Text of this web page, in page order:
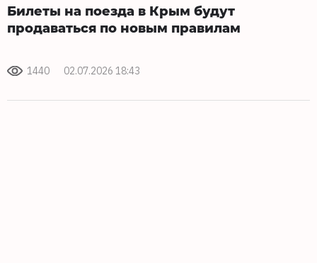
Билеты на поезда в Крым будут
продаваться по новым правилам
1440 02.07.2026 18:43